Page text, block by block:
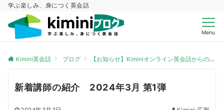
学ぶ楽しみ、身につく英会話
Menu
Kimini英会話 ブログ 【お知らせ】Kiminiオンライン英会話からのお知らせ
新着講師の紹介 2024年3月 第1弾